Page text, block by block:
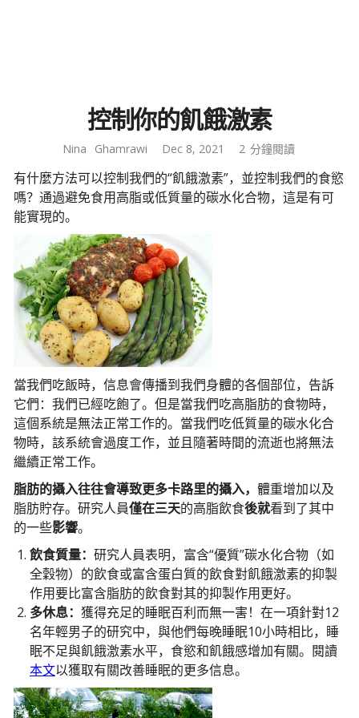
控制你的飢餓激素
Nina Ghamrawi Dec 8, 2021 2 分鐘閱讀
有什麼方法可以控制我們的“飢餓激素”，並控制我們的食慾
嗎？通過避免食用高脂或低質量的碳水化合物，這是有可
能實現的。
當我們吃飯時，信息會傳播到我們身體的各個部位，告訴
它們：我們已經吃飽了。但是當我們吃高脂肪的食物時，
這個系統是無法正常工作的。當我們吃低質量的碳水化合
物時，該系統會過度工作，並且隨著時間的流逝也將無法
繼續正常工作。
脂肪的攝入往往會導致更多卡路里的攝入， 體重增加以及
脂肪貯存。研究人員僅在三天的高脂飲食後就看到了其中
的一些影響。
飲食質量： 研究人員表明，富含“優質”碳水化合物（如
全穀物）的飲食或富含蛋白質的飲食對飢餓激素的抑製
作用要比富含脂肪的飲食對其的抑製作用更好。
多休息： 獲得充足的睡眠百利而無一害！在一項針對12
名年輕男子的研究中，與他們每晚睡眠10小時相比，睡
眠不足與飢餓激素水平，食慾和飢餓感增加有關。閱讀
本文以獲取有關改善睡眠的更多信息。